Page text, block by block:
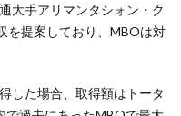
大手アリマンタシォン・ク
を提案しており、MBOは対
した場合、取得額はトータ